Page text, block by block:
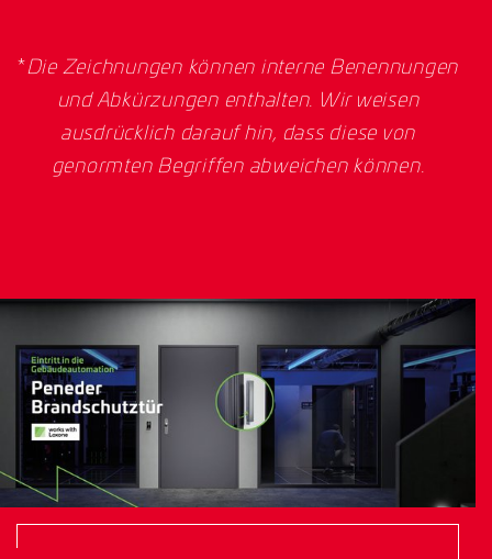
*Die Zeichnungen können interne Benennungen
und Abkürzungen enthalten. Wir weisen
ausdrücklich darauf hin, dass diese von
genormten Begriffen abweichen können.